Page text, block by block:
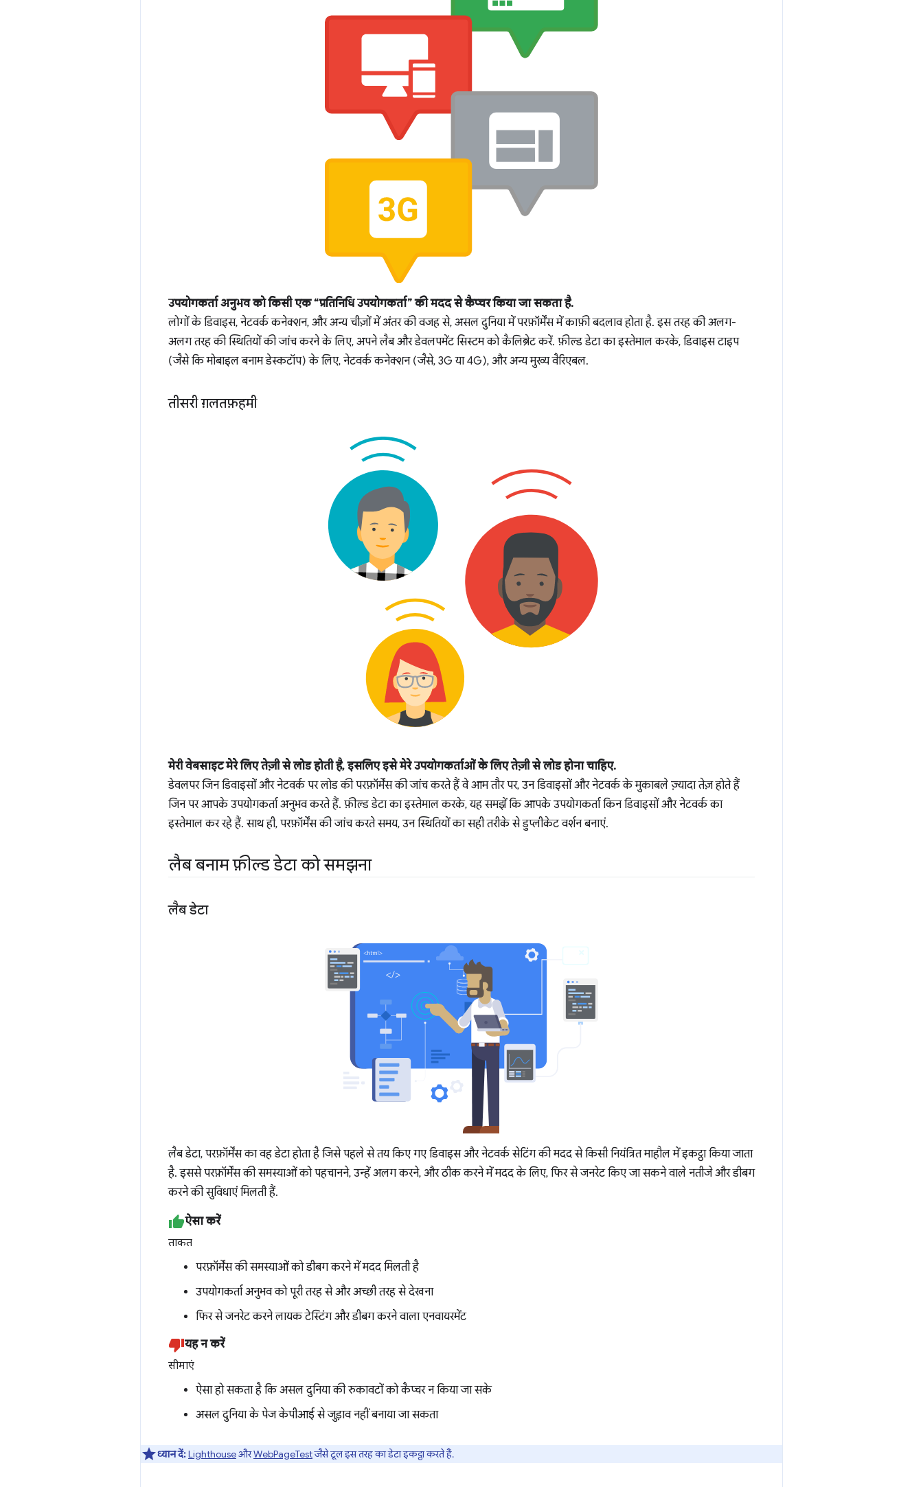
उपयोगकर्ता अनुभव को किसी एक “प्रतिनिधि उपयोगकर्ता” की मदद से कैप्चर किया जा सकता है.
लोगों के डिवाइस, नेटवर्क कनेक्शन, और अन्य चीज़ों में अंतर की वजह से, असल दुनिया में परफ़ॉर्मेंस में काफ़ी बदलाव होता है. इस तरह की अलग-
अलग तरह की स्थितियों की जांच करने के लिए, अपने लैब और डेवलपमेंट सिस्टम को कैलिब्रेट करें. फ़ील्ड डेटा का इस्तेमाल करके, डिवाइस टाइप
(जैसे कि मोबाइल बनाम डेस्कटॉप) के लिए, नेटवर्क कनेक्शन (जैसे, 3G या 4G), और अन्य मुख्य वैरिएबल.
तीसरी ग़लतफ़हमी
मेरी वेबसाइट मेरे लिए तेज़ी से लोड होती है, इसलिए इसे मेरे उपयोगकर्ताओं के लिए तेज़ी से लोड होना चाहिए.
डेवलपर जिन डिवाइसों और नेटवर्क पर लोड की परफ़ॉर्मेंस की जांच करते हैं वे आम तौर पर, उन डिवाइसों और नेटवर्क के मुकाबले ज़्यादा तेज़ होते हैं
जिन पर आपके उपयोगकर्ता अनुभव करते हैं. फ़ील्ड डेटा का इस्तेमाल करके, यह समझें कि आपके उपयोगकर्ता किन डिवाइसों और नेटवर्क का
इस्तेमाल कर रहे हैं. साथ ही, परफ़ॉर्मेंस की जांच करते समय, उन स्थितियों का सही तरीके से डुप्लीकेट वर्शन बनाएं.
लैब बनाम फ़ील्ड डेटा को समझना
लैब डेटा
लैब डेटा, परफ़ॉर्मेंस का वह डेटा होता है जिसे पहले से तय किए गए डिवाइस और नेटवर्क सेटिंग की मदद से किसी नियंत्रित माहौल में इकट्ठा किया जाता
है. इससे परफ़ॉर्मेंस की समस्याओं को पहचानने, उन्हें अलग करने, और ठीक करने में मदद के लिए, फिर से जनरेट किए जा सकने वाले नतीजे और डीबग
करने की सुविधाएं मिलती हैं.
ऐसा करें
ताकत
परफ़ॉर्मेंस की समस्याओं को डीबग करने में मदद मिलती है
उपयोगकर्ता अनुभव को पूरी तरह से और अच्छी तरह से देखना
फिर से जनरेट करने लायक टेस्टिंग और डीबग करने वाला एनवायरमेंट
यह न करें
सीमाएं
ऐसा हो सकता है कि असल दुनिया की रुकावटों को कैप्चर न किया जा सके
असल दुनिया के पेज केपीआई से जुड़ाव नहीं बनाया जा सकता
ध्यान दें:LighthouseऔरWebPageTestजैसे टूल इस तरह का डेटा इकट्ठा करते हैं.